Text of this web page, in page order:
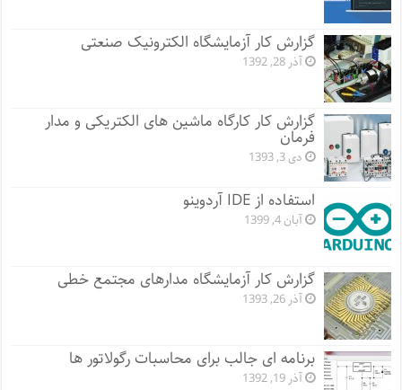
گزارش کار آزمایشگاه الکترونیک صنعتی
آذر 28, 1392
گزارش کار کارگاه ماشین های الکتریکی و مدار
فرمان
دی 3, 1393
استفاده از IDE آردوینو
آبان 4, 1399
گزارش کار آزمایشگاه مدارهای مجتمع خطی
آذر 26, 1393
برنامه ای جالب برای محاسبات رگولاتور ها
آذر 19, 1392